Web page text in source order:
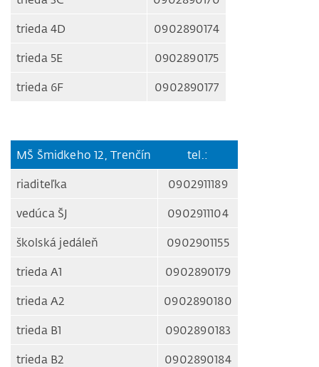
trieda 4D 0902890174
trieda 5E 0902890175
trieda 6F 0902890177
MŠ Šmidkeho 12, Trenčín tel.:
riaditeľka 0902911189
vedúca ŠJ 0902911104
školská jedáleň 0902901155
trieda A1 0902890179
trieda A2 0902890180
trieda B1 0902890183
trieda B2 0902890184